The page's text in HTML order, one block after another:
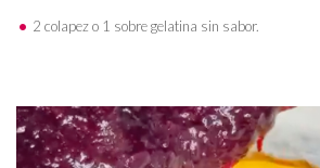
2 colapez o 1 sobre gelatina sin sabor.